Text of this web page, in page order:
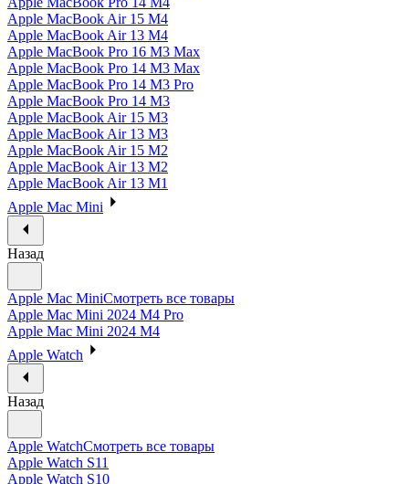
Apple MacBook Air 15 M4
Apple MacBook Air 13 M4
Apple MacBook Pro 16 M3 Max
Apple MacBook Pro 14 M3 Max
Apple MacBook Pro 14 M3 Pro
Apple MacBook Pro 14 M3
Apple MacBook Air 15 M3
Apple MacBook Air 13 M3
Apple MacBook Air 15 M2
Apple MacBook Air 13 M2
Apple MacBook Air 13 M1
Apple Mac Mini
Назад
Apple Mac MiniСмотреть все товары
Apple Mac Mini 2024 M4 Pro
Apple Mac Mini 2024 M4
Apple Watch
Назад
Apple WatchСмотреть все товары
Apple Watch S11
Apple Watch S10